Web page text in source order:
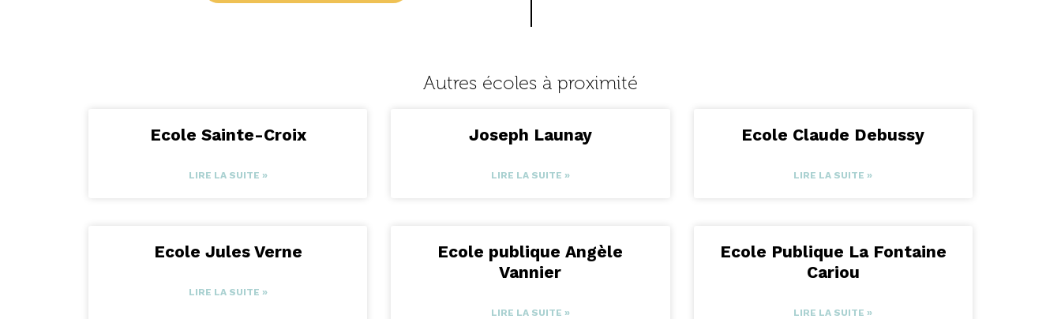
Autres écoles à proximité
Ecole Sainte-Croix
LIRE LA SUITE »
Joseph Launay
LIRE LA SUITE »
Ecole Claude Debussy
LIRE LA SUITE »
Ecole Jules Verne
LIRE LA SUITE »
Ecole publique Angèle
Vannier
LIRE LA SUITE »
Ecole Publique La Fontaine
Cariou
LIRE LA SUITE »